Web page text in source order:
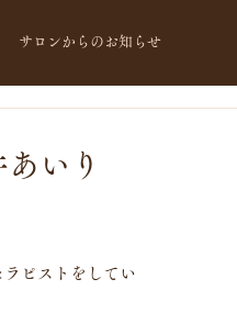
サロンからのお知らせ
いり
ピストをしてい